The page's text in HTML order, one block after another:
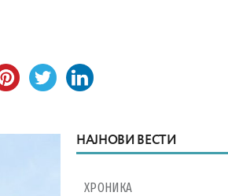
НАЈНОВИ ВЕСТИ
ХРОНИКА